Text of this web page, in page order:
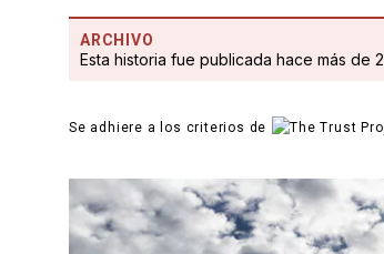
ARCHIVO
Esta historia fue publicada hace más de
Se adhiere a los criterios de